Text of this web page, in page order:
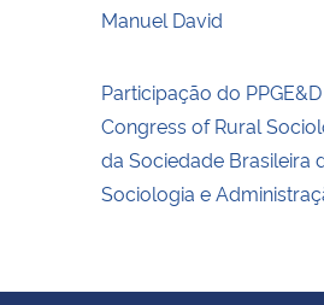
Manuel David
Participação do
Congress of Rural
da Sociedade Brasileira
Sociologia e